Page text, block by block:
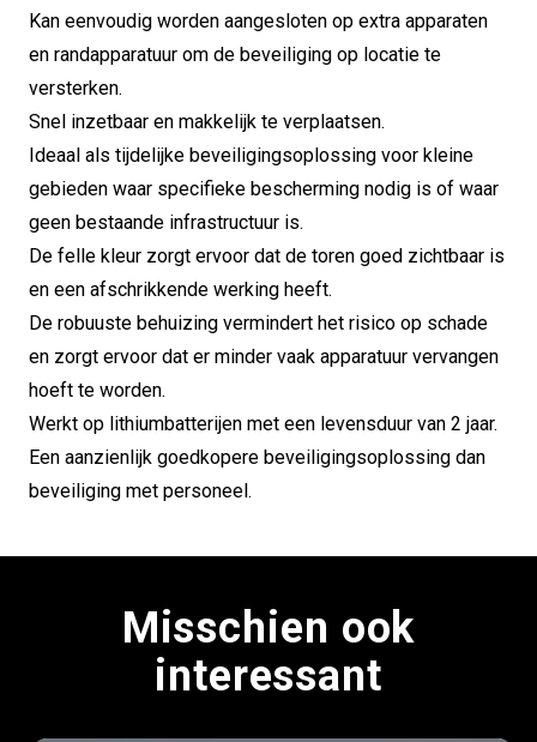
Kan eenvoudig worden aangesloten op extra apparaten
en randapparatuur om de beveiliging op locatie te
versterken.
Snel inzetbaar en makkelijk te verplaatsen.
Ideaal als tijdelijke beveiligingsoplossing voor kleine
gebieden waar specifieke bescherming nodig is of waar
geen bestaande infrastructuur is.
De felle kleur zorgt ervoor dat de toren goed zichtbaar is
en een afschrikkende werking heeft.
De robuuste behuizing vermindert het risico op schade
en zorgt ervoor dat er minder vaak apparatuur vervangen
hoeft te worden.
Werkt op lithiumbatterijen met een levensduur van 2 jaar.
Een aanzienlijk goedkopere beveiligingsoplossing dan
beveiliging met personeel.
Misschien ook
interessant